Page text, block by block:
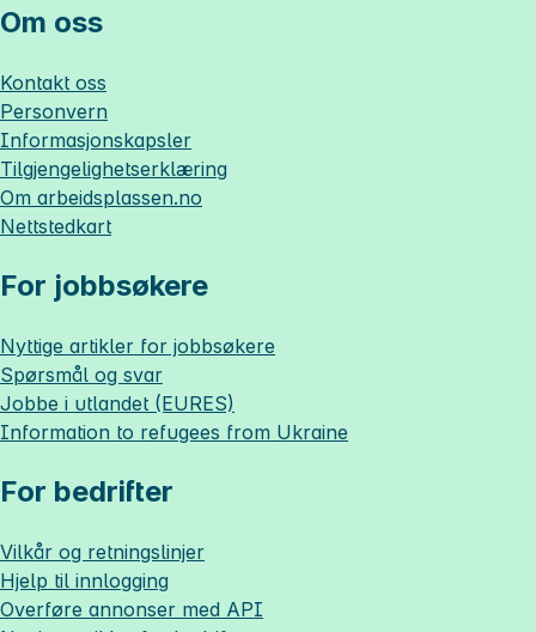
Om oss
Kontakt oss
Personvern
Informasjonskapsler
Tilgjengelighetserklæring
Om arbeidsplassen.no
Nettstedkart
For jobbsøkere
Nyttige artikler for jobbsøkere
Spørsmål og svar
Jobbe i utlandet (EURES)
Information to refugees from Ukraine
For bedrifter
Vilkår og retningslinjer
Hjelp til innlogging
Overføre annonser med API